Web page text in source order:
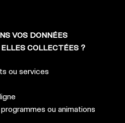
VOS DONNÉES
COLLECTÉES ?
ou services
ou animations